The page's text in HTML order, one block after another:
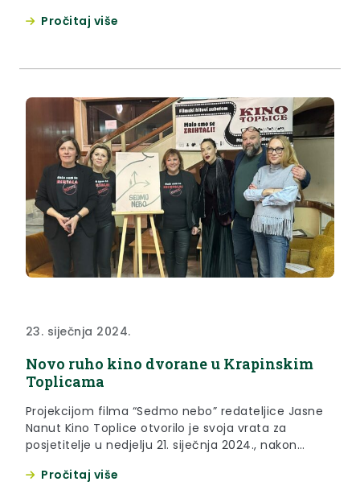
župana Jasna Petek koja je istaknula da je DVD
Pročitaj više
23. siječnja 2024.
Novo ruho kino dvorane u Krapinskim
Toplicama
Projekcijom filma “Sedmo nebo” redateljice Jasne
Nanut Kino Toplice otvorilo je svoja vrata za
posjetitelje u nedjelju 21. siječnja 2024., nakon
otvorenju je bila zamjenica župana Jasna Petek,
Pročitaj više